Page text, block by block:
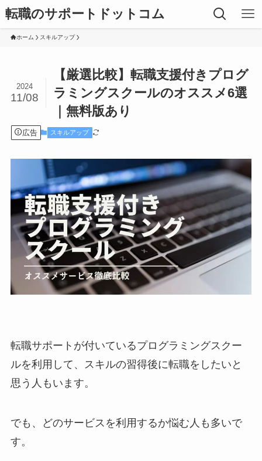
転職のサポートドットコム
ホーム スキルアップ
【厳選比較】転職支援付きプログ
ラミングスクールのオススメ6選
｜無料版あり
2024
11/08
広告 スキルアップ
転職サポートが付いているプログラミングスクー
ルを利用して、スキルの習得後に転職をしたいと
思う人もいます。
でも、どのサービスを利用するか悩む人も多いで
す。